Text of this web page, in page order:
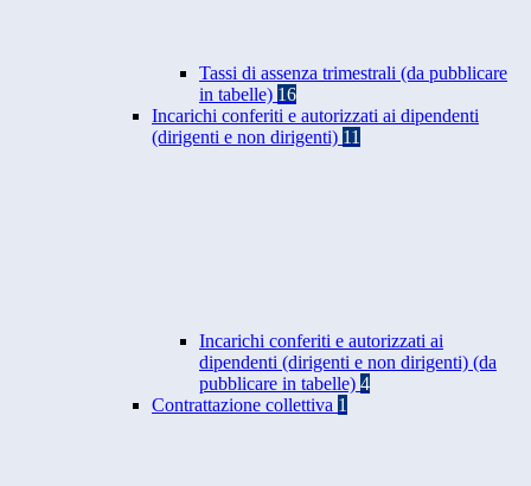
Tassi di assenza trimestrali (da pubblicare
in tabelle) 16
Incarichi conferiti e autorizzati ai dipendenti
(dirigenti e non dirigenti) 11
Incarichi conferiti e autorizzati ai
dipendenti (dirigenti e non dirigenti) (da
pubblicare in tabelle) 4
Contrattazione collettiva 1